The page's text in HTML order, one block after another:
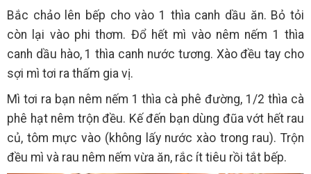
Bắc chảo lên bếp cho vào 1 thìa canh dầu ăn. Bỏ tỏi
còn lại vào phi thơm. Đổ hết mì vào nêm nếm 1 thìa
canh dầu hào, 1 thìa canh nước tương. Xào đều tay cho
sợi mì tơi ra thấm gia vị.
Mì tơi ra bạn nêm nếm 1 thìa cà phê đường, 1/2 thìa cà
phê hạt nêm trộn đều. Kế đến bạn dùng đũa vớt hết rau
củ, tôm mực vào (không lấy nước xào trong rau). Trộn
đều mì và rau nêm nếm vừa ăn, rắc ít tiêu rồi tắt bếp.